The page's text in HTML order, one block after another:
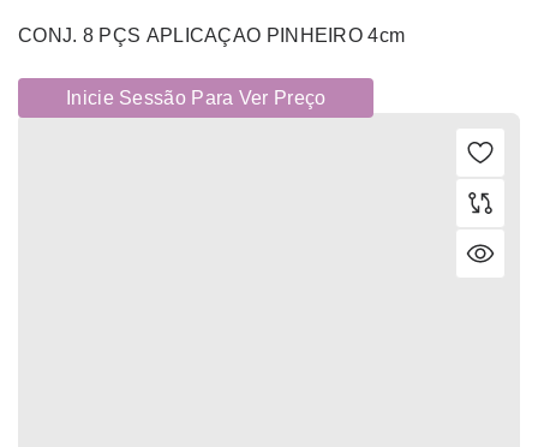
CONJ. 8 PÇS APLICAÇAO PINHEIRO 4cm
Inicie Sessão Para Ver Preço